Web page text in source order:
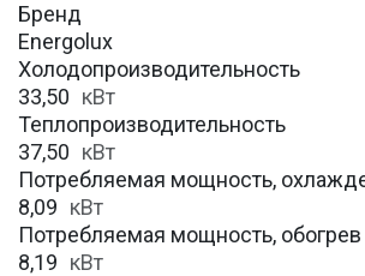
Бренд
Energolux
Холодопроизводительность
33,50 кВт
Теплопроизводительность
37,50 кВт
Потребляемая мощность,
8,09 кВт
Потребляемая мощность, обогрев
8,19 кВт